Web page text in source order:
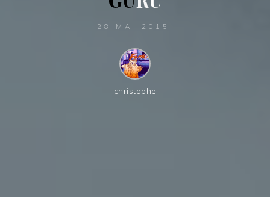
28 MAI 2015
christophe